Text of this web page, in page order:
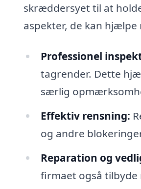
skræddersyet til at
aspekter, de kan hjælpe
Professionel
tagrender. Dette
særlig
Effektiv rensning:
og andre
Reparation og
firmaet også